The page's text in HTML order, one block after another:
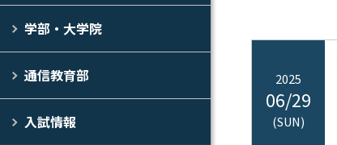
学部・大学院
通信教育部
入試情報
2025
06/29
(SUN)